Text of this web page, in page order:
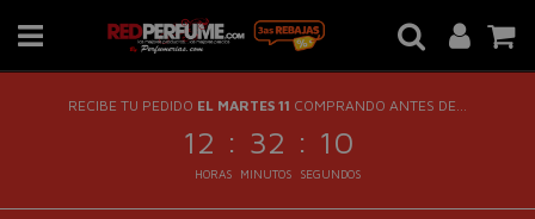
RECIBE TU PEDIDO EL MARTES 11 COMPRANDO ANTES DE...
12 : 32 : 10
HORAS MINUTOS SEGUNDOS